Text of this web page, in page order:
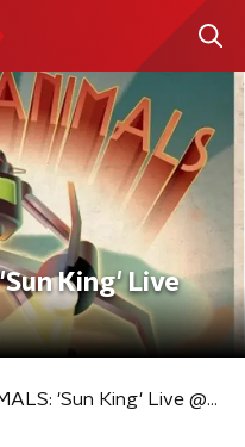
'Sun King' Live
CERTAIN ANIMALS: 'Sun King' Live @ Blokhuis